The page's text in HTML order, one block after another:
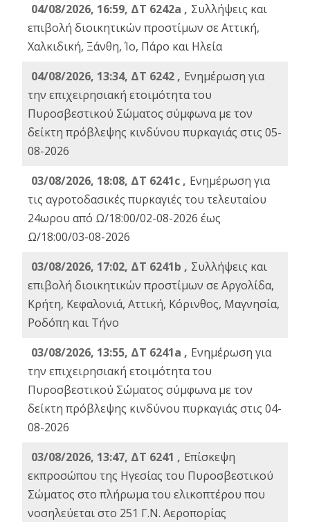
04/08/2026, 16:59, ΔΤ 6242a , Συλλήψεις και
επιβολή διοικητικών προστίμων σε Αττική,
Χαλκιδική, Ξάνθη, Ίο, Πάρο και Ηλεία
04/08/2026, 13:34, ΔΤ 6242 , Ενημέρωση για
την επιχειρησιακή ετοιμότητα του
Πυροσβεστικού Σώματος σύμφωνα με τον
δείκτη πρόβλεψης κινδύνου πυρκαγιάς στις 05-
08-2026
03/08/2026, 18:08, ΔΤ 6241c , Ενημέρωση για
τις αγροτοδασικές πυρκαγιές του τελευταίου
24ωρου από Ω/18:00/02-08-2026 έως
Ω/18:00/03-08-2026
03/08/2026, 17:02, ΔΤ 6241b , Συλλήψεις και
επιβολή διοικητικών προστίμων σε Αργολίδα,
Κρήτη, Κεφαλονιά, Αττική, Κόρινθος, Μαγνησία,
Ροδόπη και Τήνο
03/08/2026, 13:55, ΔΤ 6241a , Ενημέρωση για
την επιχειρησιακή ετοιμότητα του
Πυροσβεστικού Σώματος σύμφωνα με τον
δείκτη πρόβλεψης κινδύνου πυρκαγιάς στις 04-
08-2026
03/08/2026, 13:47, ΔΤ 6241 , Επίσκεψη
εκπροσώπου της Ηγεσίας του Πυροσβεστικού
Σώματος στο πλήρωμα του ελικοπτέρου που
νοσηλεύεται στο 251 Γ.Ν. Αεροπορίας